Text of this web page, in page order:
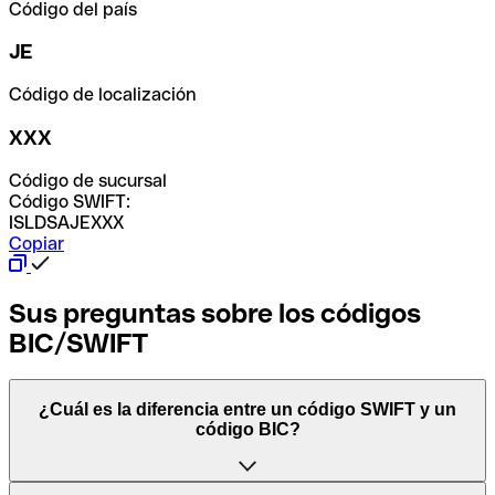
Código del país
JE
Código de localización
XXX
Código de sucursal
Código SWIFT:
ISLDSAJEXXX
Copiar
Sus preguntas sobre los códigos
BIC/SWIFT
¿Cuál es la diferencia entre un código SWIFT y un
código BIC?